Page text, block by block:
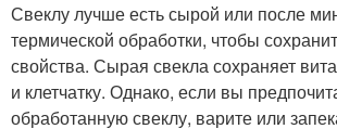
Свеклу лучше есть сырой или после
термической обработки, чтобы
свойства. Сырая свекла сохраняет
и клетчатку. Однако, если вы
обработанную свеклу, варите или